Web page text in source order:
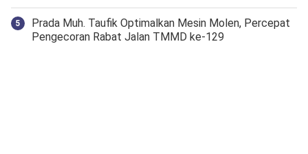
Prada Muh. Taufik Optimalkan Mesin Molen, Percepat
Pengecoran Rabat Jalan TMMD ke-129